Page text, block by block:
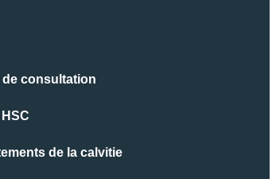
de consultation
HSC
de la calvitie